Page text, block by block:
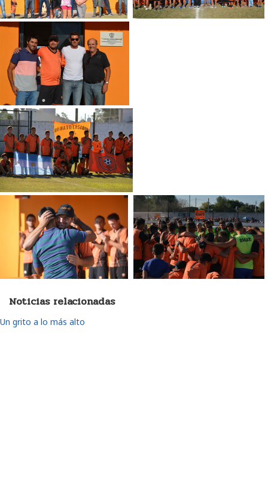
Noticias relacionadas
Un grito a lo más alto